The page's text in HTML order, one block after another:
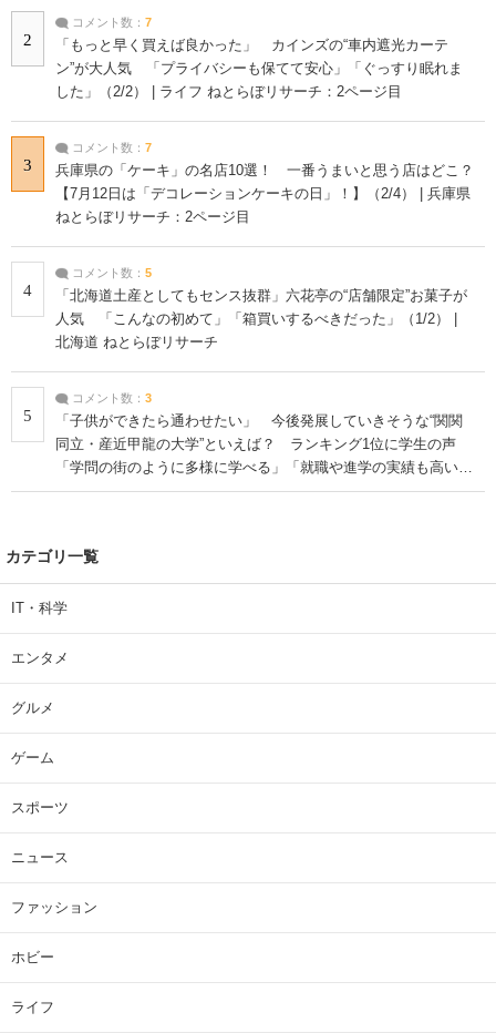
2
コメント数： 7
「もっと早く買えば良かった」 カインズの“車内遮光カーテ
ン”が大人気 「プライバシーも保てて安心」「ぐっすり眠れま
した」（2/2） | ライフ ねとらぼリサーチ：2ページ目
3
コメント数： 7
兵庫県の「ケーキ」の名店10選！ 一番うまいと思う店はどこ？
【7月12日は「デコレーションケーキの日」！】（2/4） | 兵庫県
ねとらぼリサーチ：2ページ目
4
コメント数： 5
「北海道土産としてもセンス抜群」六花亭の“店舗限定”お菓子が
人気 「こんなの初めて」「箱買いするべきだった」（1/2） |
北海道 ねとらぼリサーチ
5
コメント数： 3
「子供ができたら通わせたい」 今後発展していきそうな“関関
同立・産近甲龍の大学”といえば？ ランキング1位に学生の声
「学問の街のように多様に学べる」「就職や進学の実績も高い」
| 大学 ねとらぼリサーチ
カテゴリ一覧
IT・科学
エンタメ
グルメ
ゲーム
スポーツ
ニュース
ファッション
ホビー
ライフ